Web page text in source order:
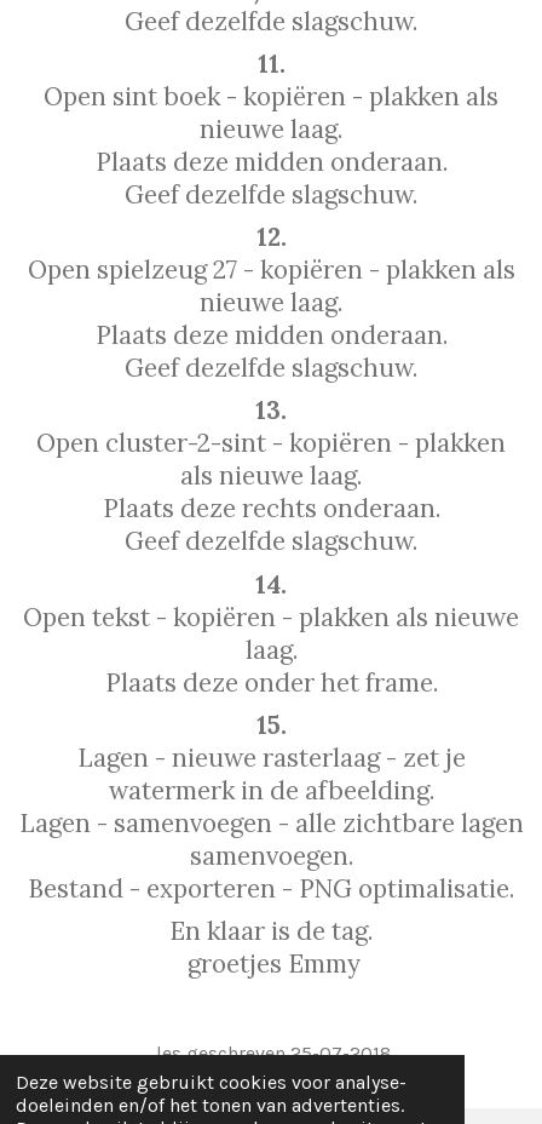
Deze website gebruikt cookies voor analyse-
doeleinden en/of het tonen van advertenties.
Geef dezelfde slagschuw.
11.
Open sint boek - kopiëren - plakken als
nieuwe laag.
Plaats deze midden onderaan.
Geef dezelfde slagschuw.
12.
Open spielzeug 27 - kopiëren - plakken als
nieuwe laag.
Plaats deze midden onderaan.
Geef dezelfde slagschuw.
13.
Open cluster-2-sint - kopiëren - plakken
als nieuwe laag.
Plaats deze rechts onderaan.
Geef dezelfde slagschuw.
14.
Open tekst - kopiëren - plakken als nieuwe
laag.
Plaats deze onder het frame.
15.
Lagen - nieuwe rasterlaag - zet je
watermerk in de afbeelding.
Lagen - samenvoegen - alle zichtbare lagen
samenvoegen.
Bestand - exporteren - PNG optimalisatie.
En klaar is de tag.
groetjes Emmy
les geschreven 25-07-2018